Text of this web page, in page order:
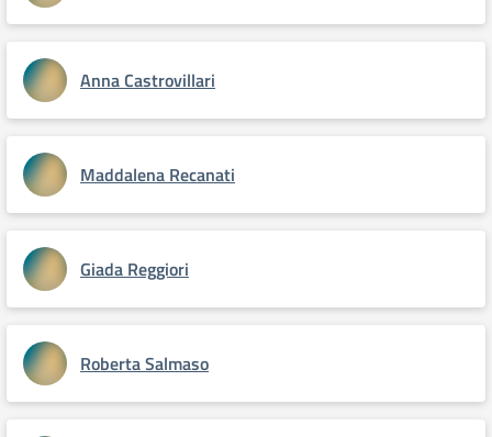
Anna Castrovillari
Maddalena Recanati
Giada Reggiori
Roberta Salmaso